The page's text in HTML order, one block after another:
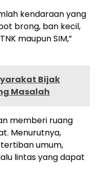
kendaraan yang
brong, ban kecil,
maupun SIM,”
Bijak
Masalah
memberi ruang
Menurutnya,
umum,
lintas yang dapat